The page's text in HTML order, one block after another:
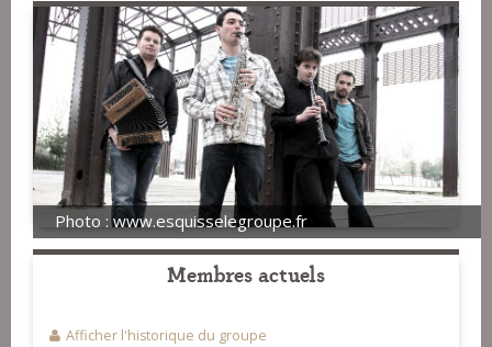
Photo : www.esquisselegroupe.fr
Membres actuels
Afficher l'historique du groupe